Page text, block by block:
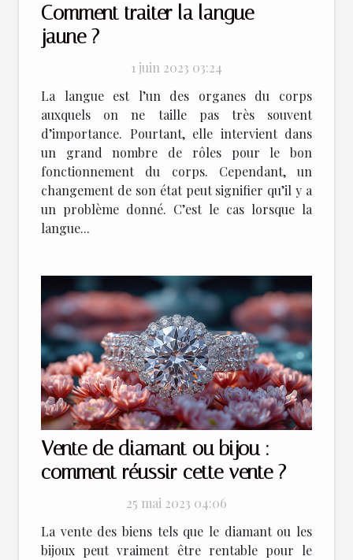
Comment traiter la langue
jaune ?
1 juin 2023 03:24
La langue est l’un des organes du corps
auxquels on ne taille pas très souvent
d’importance. Pourtant, elle intervient dans
un grand nombre de rôles pour le bon
fonctionnement du corps. Cependant, un
changement de son état peut signifier qu’il y a
un problème donné. C’est le cas lorsque la
langue...
Vente de diamant ou bijou :
comment réussir cette vente ?
25 mai 2023 04:06
La vente des biens tels que le diamant ou les
bijoux peut vraiment être rentable pour le